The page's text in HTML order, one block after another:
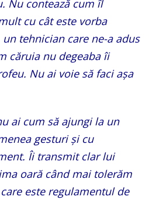
Nu contează cum îl
cu cât este vorba
tehnician care ne-a adus
căruia nu degeaba îi
Nu ai voie să faci așa
ai cum să ajungi la un
gesturi și cu
Îi transmit clar lui
oară când mai tolerăm
este regulamentul de